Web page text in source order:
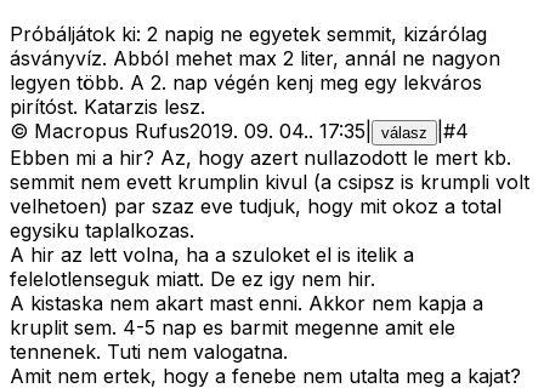
Próbáljátok ki: 2 napig ne egyetek semmit, kizárólag
ásványvíz. Abból mehet max 2 liter, annál ne nagyon
legyen több. A 2. nap végén kenj meg egy lekváros
pirítóst. Katarzis lesz.
© Macropus Rufus2019. 09. 04.. 17:35 válasz #4
Ebben mi a hir? Az, hogy azert nullazodott le mert kb.
semmit nem evett krumplin kivul (a csipsz is krumpli volt
velhetoen) par szaz eve tudjuk, hogy mit okoz a total
egysiku taplalkozas.
A hir az lett volna, ha a szuloket el is itelik a
felelotlenseguk miatt. De ez igy nem hir.
A kistaska nem akart mast enni. Akkor nem kapja a
kruplit sem. 4-5 nap es barmit megenne amit ele
tennenek. Tuti nem valogatna.
Amit nem ertek, hogy a fenebe nem utalta meg a kajat?